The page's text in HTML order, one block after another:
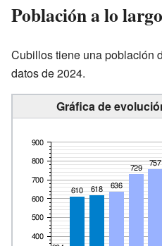
Población a lo
Cubillos tiene una población
datos de 2024.
Gráfica de